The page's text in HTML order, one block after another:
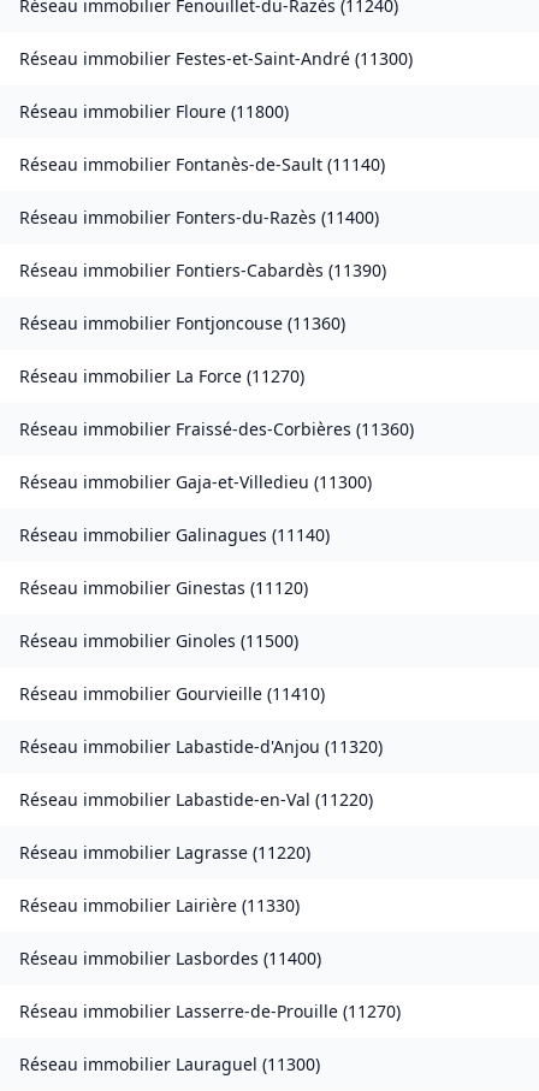
Réseau immobilier Fenouillet-du-Razès (11240)
Réseau immobilier Festes-et-Saint-André (11300)
Réseau immobilier Floure (11800)
Réseau immobilier Fontanès-de-Sault (11140)
Réseau immobilier Fonters-du-Razès (11400)
Réseau immobilier Fontiers-Cabardès (11390)
Réseau immobilier Fontjoncouse (11360)
Réseau immobilier La Force (11270)
Réseau immobilier Fraissé-des-Corbières (11360)
Réseau immobilier Gaja-et-Villedieu (11300)
Réseau immobilier Galinagues (11140)
Réseau immobilier Ginestas (11120)
Réseau immobilier Ginoles (11500)
Réseau immobilier Gourvieille (11410)
Réseau immobilier Labastide-d'Anjou (11320)
Réseau immobilier Labastide-en-Val (11220)
Réseau immobilier Lagrasse (11220)
Réseau immobilier Lairière (11330)
Réseau immobilier Lasbordes (11400)
Réseau immobilier Lasserre-de-Prouille (11270)
Réseau immobilier Lauraguel (11300)